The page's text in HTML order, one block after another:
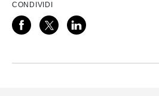
CONDIVIDI